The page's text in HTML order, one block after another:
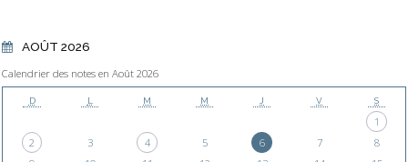
AOÛT 2026
Calendrier des notes en Août 2026
D L M M J V S
1
2
3 4 5 6 7
8